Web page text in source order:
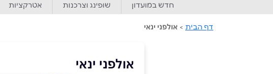
חדש במועדון שופינג וצרכנות אטרקציות
דף הבית > אולפני ינאי
אולפני ינאי